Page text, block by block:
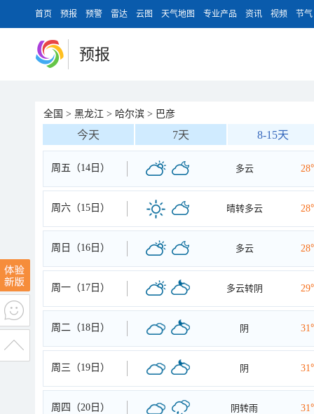
首页 预报 预警 雷达 云图 天气地图 专业产品 资讯 视频 节气
预报
全国 > 黑龙江 > 哈尔滨 > 巴彦
今天 7天 8-15天
周五（14日） 多云
周六（15日） 晴转多云
周日（16日） 多云
周一（17日） 多云转阴
周二（18日） 阴
周三（19日） 阴
周四（20日） 阴转雨